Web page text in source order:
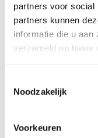
partners voor social
partners kunnen
informatie die u aan
verzameld op basis
Noodzakelijk
Voorkeuren
Startplaatsen
Hoogstraat 2 2440
Lissenvijver 10